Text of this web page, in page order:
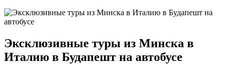
Эксклюзивные туры из Минска в
Италию в Будапешт на автобусе